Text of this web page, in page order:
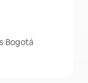
Bogotá